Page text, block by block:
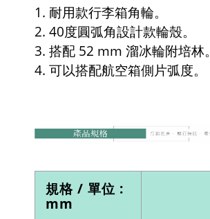
1. 耐用款行李箱角輪。
2. 40度圓弧角設計款輪殼。
3. 搭配 52 mm 溜冰輪附培林。
4. 可以搭配航空箱側片弧度。
規格 / 單位 :
mm